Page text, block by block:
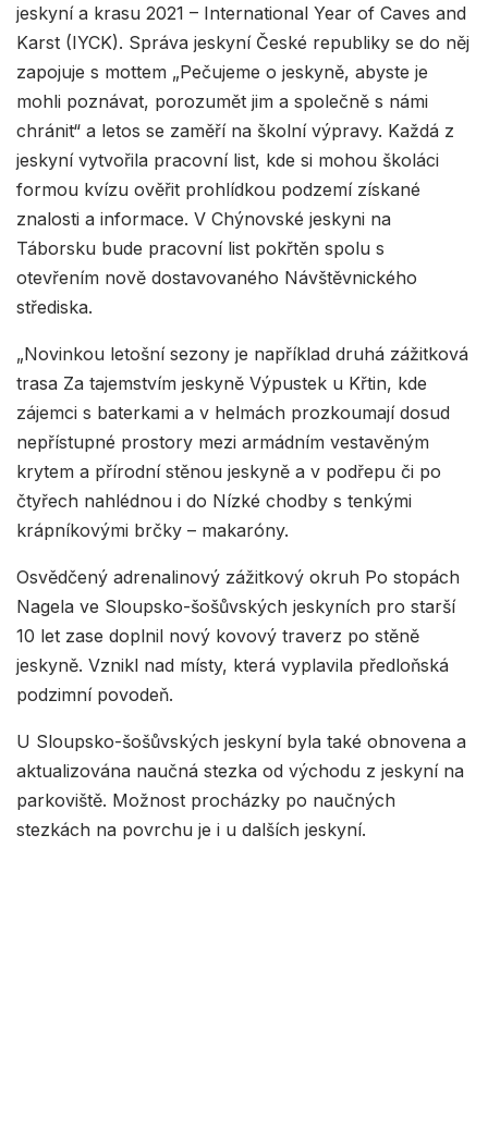
jeskyní a krasu 2021 – International Year of Caves and
Karst (IYCK). Správa jeskyní České republiky se do něj
zapojuje s mottem „Pečujeme o jeskyně, abyste je
mohli poznávat, porozumět jim a společně s námi
chránit“ a letos se zaměří na školní výpravy. Každá z
jeskyní vytvořila pracovní list, kde si mohou školáci
formou kvízu ověřit prohlídkou podzemí získané
znalosti a informace. V Chýnovské jeskyni na
Táborsku bude pracovní list pokřtěn spolu s
otevřením nově dostavovaného Návštěvnického
střediska.
„Novinkou letošní sezony je například druhá zážitková
trasa Za tajemstvím jeskyně Výpustek u Křtin, kde
zájemci s baterkami a v helmách prozkoumají dosud
nepřístupné prostory mezi armádním vestavěným
krytem a přírodní stěnou jeskyně a v podřepu či po
čtyřech nahlédnou i do Nízké chodby s tenkými
krápníkovými brčky – makaróny.
Osvědčený adrenalinový zážitkový okruh Po stopách
Nagela ve Sloupsko-šošůvských jeskyních pro starší
10 let zase doplnil nový kovový traverz po stěně
jeskyně. Vznikl nad místy, která vyplavila předloňská
podzimní povodeň.
U Sloupsko-šošůvských jeskyní byla také obnovena a
aktualizována naučná stezka od východu z jeskyní na
parkoviště. Možnost procházky po naučných
stezkách na povrchu je i u dalších jeskyní.